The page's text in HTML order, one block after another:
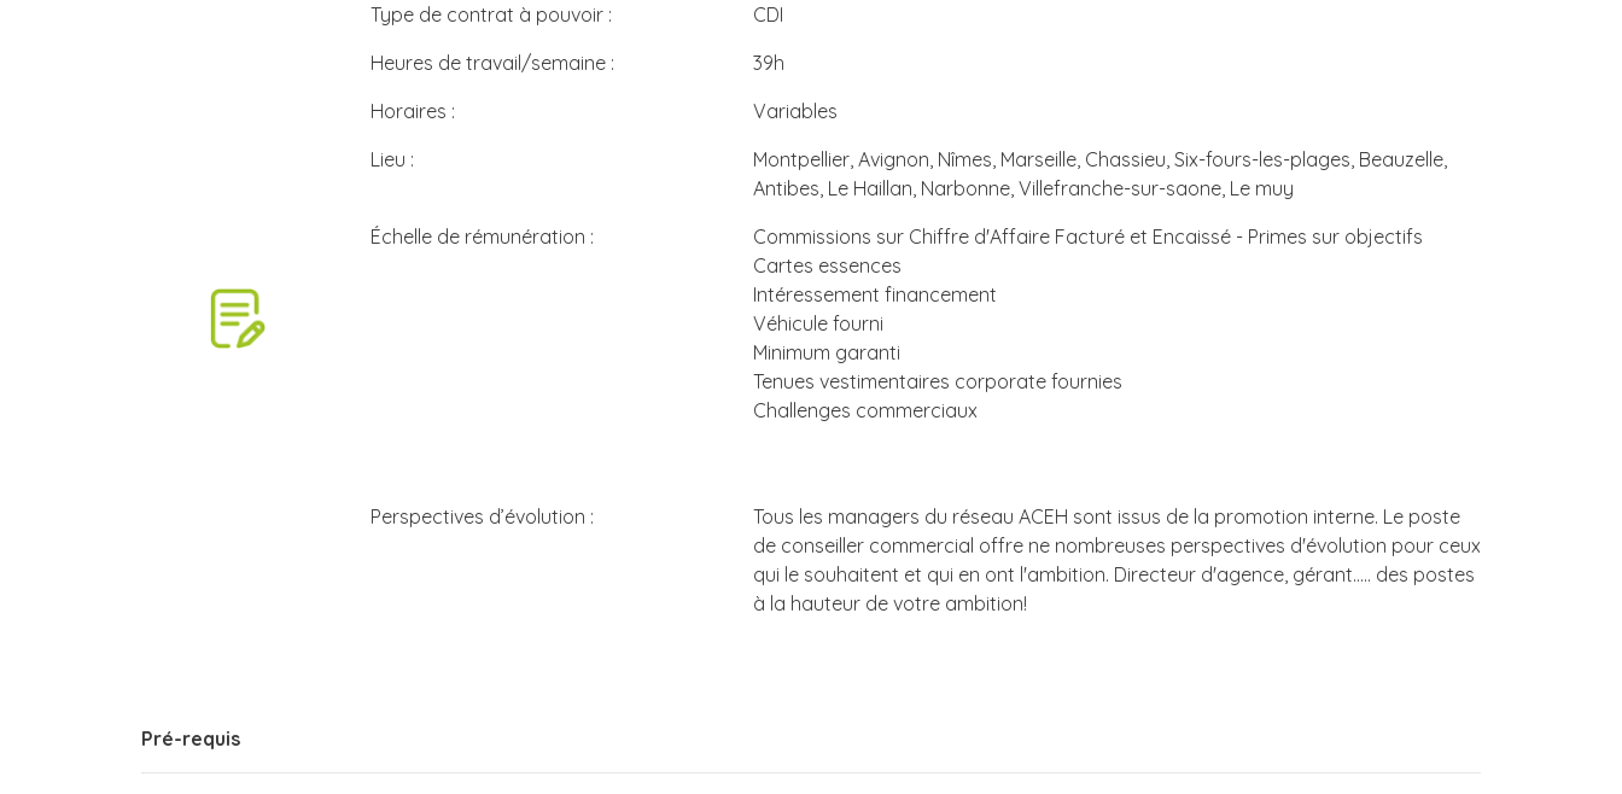
Type de contrat à pouvoir :
CDI
Heures de travail/semaine :
39h
Horaires :
Variables
Lieu :
Montpellier, Avignon, Nîmes, Marseille, Chassieu, Six-fours-les-plages, Beauzelle,
Antibes, Le Haillan, Narbonne, Villefranche-sur-saone, Le muy
Échelle de rémunération :
Commissions sur Chiffre d'Affaire Facturé et Encaissé - Primes sur objectifs
Cartes essences
Intéressement financement
Véhicule fourni
Minimum garanti
Tenues vestimentaires corporate fournies
Challenges commerciaux
Perspectives d’évolution :
Tous les managers du réseau ACEH sont issus de la promotion interne. Le poste
de conseiller commercial offre ne nombreuses perspectives d'évolution pour ceux
qui le souhaitent et qui en ont l'ambition. Directeur d'agence, gérant..... des postes
à la hauteur de votre ambition!
Pré-requis